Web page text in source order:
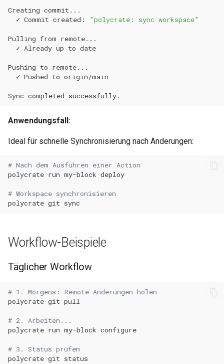
Creating
✓ Commit created: "polycrate: sync workspace"
Pulling from
✓ Already up to
Pushing to
✓ Pushed to
Sync completed
Anwendungsfall:
Ideal für schnelle Synchronisierung nach Änderungen:
# Nach dem Ausführen einer Action
polycrate run my-block
# Workspace synchronisieren
polycrate git
Workflow-Beispiele
Täglicher Workflow
# 1. Morgens: Remote-Änderungen holen
polycrate git
# 2. Arbeiten...
polycrate run my-block
# 3. Status prüfen
polycrate git